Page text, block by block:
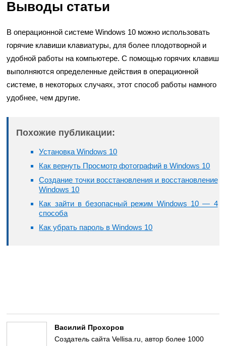
Выводы статьи
В операционной системе Windows 10 можно использовать
горячие клавиши клавиатуры, для более плодотворной и
удобной работы на компьютере. С помощью горячих клавиш
выполняются определенные действия в операционной
системе, в некоторых случаях, этот способ работы намного
удобнее, чем другие.
Похожие публикации:
Установка Windows 10
Как вернуть Просмотр фотографий в Windows 10
Создание точки восстановления и восстановление
Windows 10
Как зайти в безопасный режим Windows 10 — 4
способа
Как убрать пароль в Windows 10
Василий Прохоров
Создатель сайта Vellisa.ru, автор более 1000